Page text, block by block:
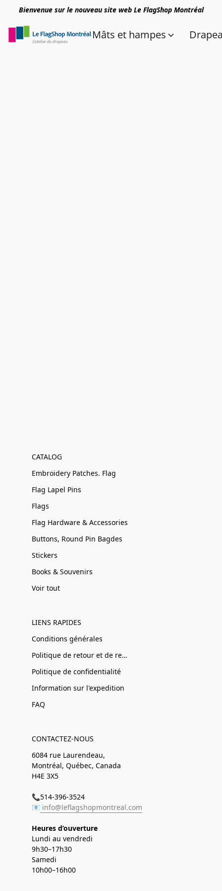
Bienvenue sur le nouveau site web Le FlagShop Montréal
Mâts et hampes
CATALOG
Embroidery Patches. Flag
Flag Lapel Pins
Flags
Flag Hardware & Accessories
Buttons, Round Pin Bagdes
Stickers
Books & Souvenirs
Voir tout
LIENS RAPIDES
Conditions générales
Politique de retour et de remboursement
Politique de confidentialité
Information sur l'expedition
FAQ
CONTACTEZ-NOUS
6084 rue Laurendeau,
Montréal, Québec, Canada
H4E 3X5
📞514-396-3524
📧 info@leflagshopmontreal.com
Heures d’ouverture
Lundi au vendredi
9h30–17h30
Samedi
10h00–16h00